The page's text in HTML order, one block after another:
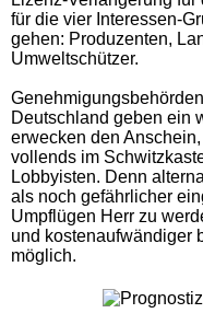
für die vier Interessen-
gehen: Produzenten,
Umweltschützer.
Deutschland geben ein
erwecken den
vollends im
Lobbyisten. Denn
als noch gefährlicher
Umpflügen Herr zu
und kostenaufwändiger
möglich.